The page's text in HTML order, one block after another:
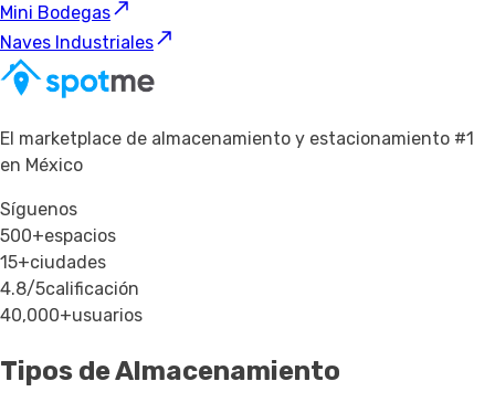
Mini Bodegas
Naves Industriales
El marketplace de almacenamiento y estacionamiento #1
en México
Síguenos
500+espacios
15+ciudades
4.8/5calificación
40,000+usuarios
Tipos de Almacenamiento